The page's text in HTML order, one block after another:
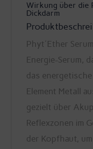
Wirkung über die
Dickdarm
Phyt'Ether
Energie-Serum,
das
Element Metall
gezielt über
Reflexzonen im
der Kopfhaut,